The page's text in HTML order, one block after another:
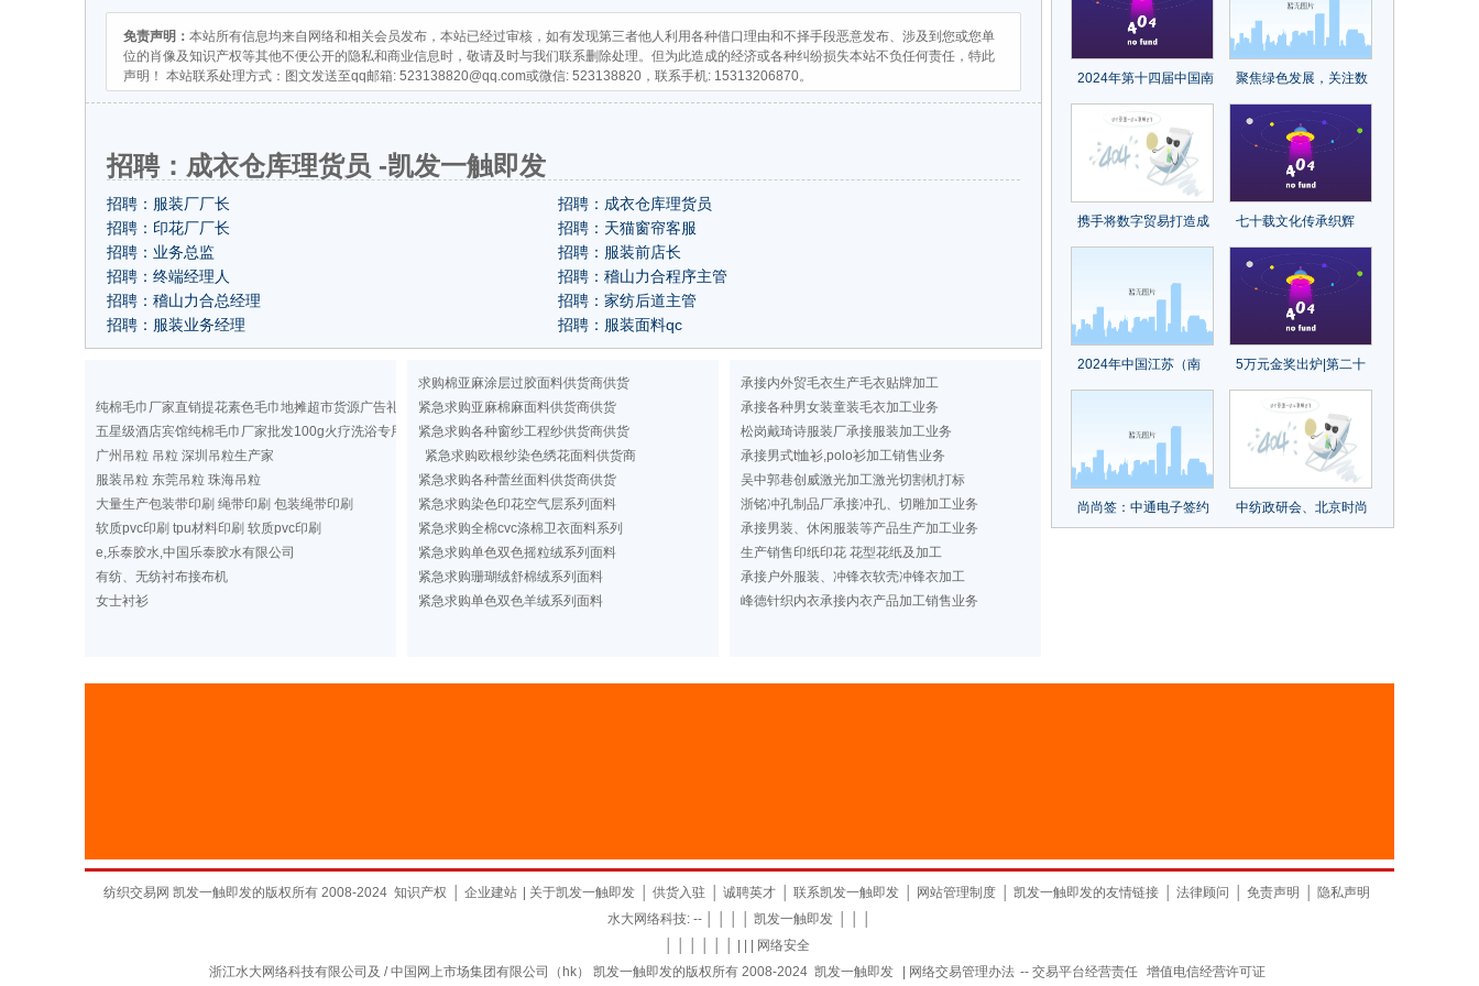
免责声明： 本站所有信息均来自网络和相关会员发布，本站已经过审核，如有发现第三者他人利用各种借口理由和不择手段恶意发布、涉及到您或您单
位的肖像及知识产权等其他不便公开的隐私和商业信息时，敬请及时与我们联系删除处理。但为此造成的经济或各种纠纷损失本站不负任何责任，特此
声明！ 本站联系处理方式：图文发送至qq邮箱: 523138820@qq.com或微信: 523138820，联系手机: 15313206870。
招聘：成衣仓库理货员 -凯发一触即发
招聘：服装厂厂长
招聘：成衣仓库理货员
招聘：印花厂厂长
招聘：天猫窗帘客服
招聘：业务总监
招聘：服装前店长
招聘：终端经理人
招聘：稽山力合程序主管
招聘：稽山力合总经理
招聘：家纺后道主管
招聘：服装业务经理
招聘：服装面料qc
纯棉毛巾厂家直销提花素色毛巾地摊超市货源广告礼品洗浴毛巾
五星级酒店宾馆纯棉毛巾厂家批发100g火疗洗浴专用纯色毛巾定做
广州吊粒 吊粒 深圳吊粒生产家
服装吊粒 东莞吊粒 珠海吊粒
大量生产包装带印刷 绳带印刷 包装绳带印刷
软质pvc印刷 tpu材料印刷 软质pvc印刷
e,乐泰胶水,中国乐泰胶水有限公司
有纺、无纺衬布接布机
女士衬衫
求购棉亚麻涂层过胶面料供货商供货
紧急求购亚麻棉麻面料供货商供货
紧急求购各种窗纱工程纱供货商供货
紧急求购欧根纱染色绣花面料供货商
紧急求购各种蕾丝面料供货商供货
紧急求购染色印花空气层系列面料
紧急求购全棉cvc涤棉卫衣面料系列
紧急求购单色双色摇粒绒系列面料
紧急求购珊瑚绒舒棉绒系列面料
紧急求购单色双色羊绒系列面料
承接内外贸毛衣生产毛衣贴牌加工
承接各种男女装童装毛衣加工业务
松岗戴琦诗服装厂承接服装加工业务
承接男式t恤衫,polo衫加工销售业务
吴中郭巷创威激光加工激光切割机打标
浙铭冲孔制品厂承接冲孔、切雕加工业务
承接男装、休闲服装等产品生产加工业务
生产销售印纸印花 花型花纸及加工
承接户外服装、冲锋衣软壳冲锋衣加工
峰德针织内衣承接内衣产品加工销售业务
2024年第十四届中国南
京国际酒店用品博览会
聚焦绿色发展，关注数
字未来！2023国际纺联
年会在绍兴柯桥召开
携手将数字贸易打造成
为共同发展的新引擎
济发展新动能
七十载文化传承织辉
煌，再出发砥砺前行续
新章！中国纺织出版社
成立70周年纪念大会召
2024年中国江苏（南
京）食品加工及包装展
5万元金奖出炉|第二十
届中国（大朗）毛织服
装设计大赛圆满结束
尚尚签：中通电子签约
中台凯发一触即发的解
中纺政研会、北京时尚
控股共同推动发展软实
纺织交易网 凯发一触即发的版权所有 2008-2024 知识产权 企业建站 关于凯发一触即发 供货入驻 诚聘英才 联系凯发一触即发 网站管理制度 凯发一触即发的友情链接 法律顾问 免责声明
隐私声明
水大网络科技: -- │ │ │ │ 凯发一触即发
网络安全
浙江水大网络科技有限公司及 / 中国网上市场集团有限公司（hk） 凯发一触即发的版权所有 2008-2024 凯发一触即发 网络交易管理办法 -- 交易平台经营责任 增值电信经营许可证